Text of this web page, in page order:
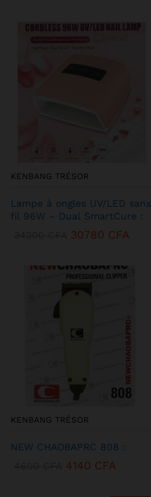
KENBANG TRÉSOR
Lampe à ongles UV/LED sans
fil 96W – Dual SmartCure :
30780 CFA
KENBANG TRÉSOR
NEW CHAOBAPRC 808 :
4140 CFA